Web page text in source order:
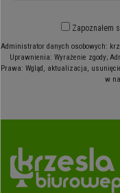
Zapoznałem
Administrator danych osobowych:
Uprawnienia: Wyrażenie zgody;
Prawa: Wgląd, aktualizacja,
w